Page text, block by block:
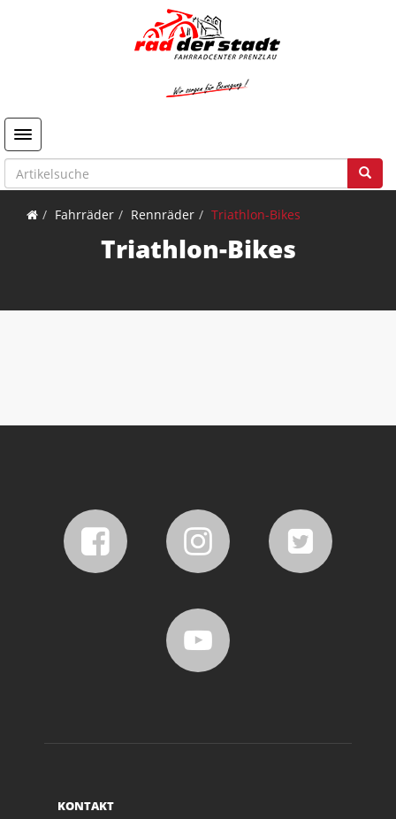
Toggle navigation
Fahrräder Rennräder Triathlon-Bikes
Triathlon-Bikes
KONTAKT